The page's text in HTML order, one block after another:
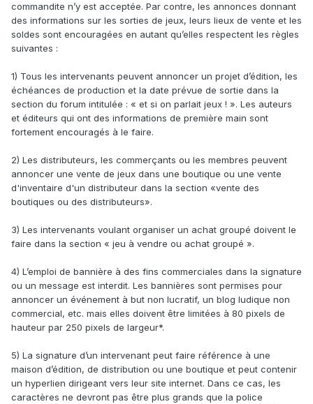
commandite n’y est acceptée. Par contre, les annonces donnant
des informations sur les sorties de jeux, leurs lieux de vente et les
soldes sont encouragées en autant qu’elles respectent les règles
suivantes :
1) Tous les intervenants peuvent annoncer un projet d’édition, les
échéances de production et la date prévue de sortie dans la
section du forum intitulée : « et si on parlait jeux ! ». Les auteurs
et éditeurs qui ont des informations de première main sont
fortement encouragés à le faire.
2) Les distributeurs, les commerçants ou les membres peuvent
annoncer une vente de jeux dans une boutique ou une vente
d'inventaire d'un distributeur dans la section «vente des
boutiques ou des distributeurs».
3) Les intervenants voulant organiser un achat groupé doivent le
faire dans la section « jeu à vendre ou achat groupé ».
4) L’emploi de bannière à des fins commerciales dans la signature
ou un message est interdit. Les bannières sont permises pour
annoncer un événement à but non lucratif, un blog ludique non
commercial, etc. mais elles doivent être limitées à 80 pixels de
hauteur par 250 pixels de largeur*.
5) La signature d’un intervenant peut faire référence à une
maison d’édition, de distribution ou une boutique et peut contenir
un hyperlien dirigeant vers leur site internet. Dans ce cas, les
caractères ne devront pas être plus grands que la police